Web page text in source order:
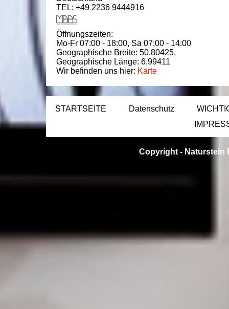
TEL: +49 2236 9444916
Öffnungszeiten:
Mo-Fr 07:00 - 18:00, Sa 07:00 - 14:00
Geographische Breite: 50.80425,
Geographische Länge: 6.99411
Wir befinden uns hier: Karte
STARTSEITE Datenschutz
Copyright - Naturstein